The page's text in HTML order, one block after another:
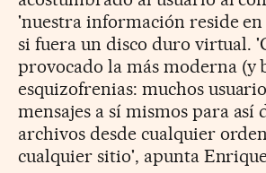
'nuestra información reside
si fuera un disco duro virtual.
provocado la más moderna (y
esquizofrenias: muchos
mensajes a sí mismos para así
archivos desde cualquier
cualquier sitio', apunta